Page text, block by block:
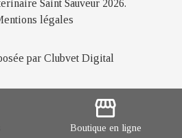
storefront
Boutique en ligne
Saint Sauveur 2026.
légales
par Clubvet Digital